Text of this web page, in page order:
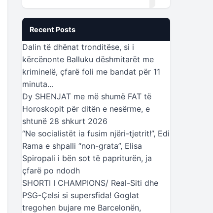
Recent Posts
Dalin të dhënat tronditëse, si i
kërcënonte Balluku dëshmitarët me
kriminelë, çfarë foli me bandat për 11
minuta…
Dy SHENJAT me më shumë FAT të
Horoskopit për ditën e nesërme, e
shtunë 28 shkurt 2026
“Ne socialistët ia fusim njëri-tjetrit!”, Edi
Rama e shpalli “non-grata”, Elisa
Spiropali i bën sot të papriturën, ja
çfarë po ndodh
SHORTI I CHAMPIONS/ Real-Siti dhe
PSG-Çelsi si supersfida! Goglat
tregohen bujare me Barcelonën,